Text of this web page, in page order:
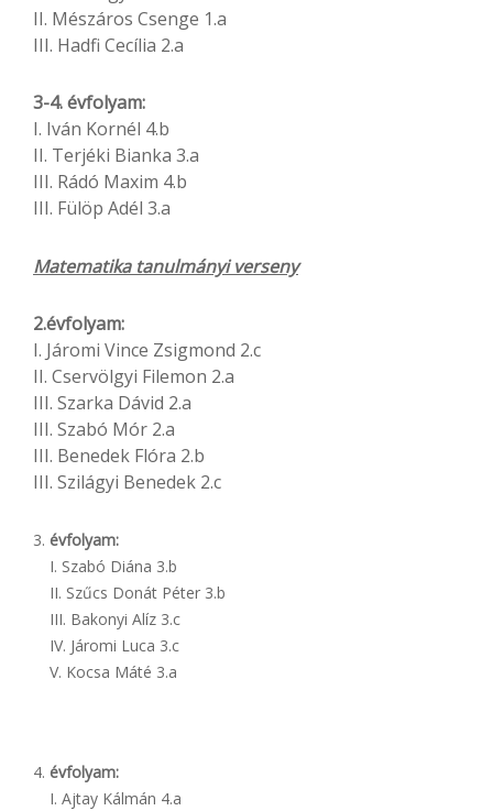
II. Mészáros Csenge 1.a
III. Hadfi Cecília 2.a
3-4. évfolyam:
I. Iván Kornél 4.b
II. Terjéki Bianka 3.a
III. Rádó Maxim 4.b
III. Fülöp Adél 3.a
Matematika tanulmányi verseny
2.évfolyam:
I. Járomi Vince Zsigmond 2.c
II. Cservölgyi Filemon 2.a
III. Szarka Dávid 2.a
III. Szabó Mór 2.a
III. Benedek Flóra 2.b
III. Szilágyi Benedek 2.c
évfolyam:
I. Szabó Diána 3.b
II. Szűcs Donát Péter 3.b
III. Bakonyi Alíz 3.c
IV. Járomi Luca 3.c
V. Kocsa Máté 3.a
évfolyam:
I. Ajtay Kálmán 4.a